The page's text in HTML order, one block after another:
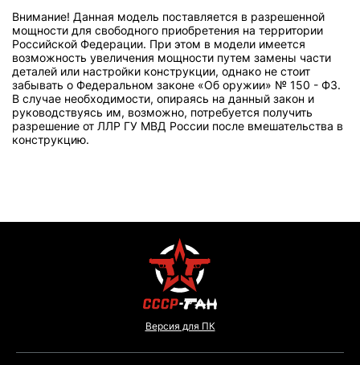
Внимание! Данная модель поставляется в разрешенной
мощности для свободного приобретения на территории
Российской Федерации. При этом в модели имеется
возможность увеличения мощности путем замены части
деталей или настройки конструкции, однако не стоит
забывать о Федеральном законе «Об оружии» № 150 - ФЗ.
В случае необходимости, опираясь на данный закон и
руководствуясь им, возможно, потребуется получить
разрешение от ЛЛР ГУ МВД России после вмешательства в
конструкцию.
Версия для ПК